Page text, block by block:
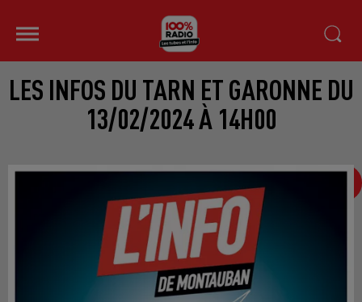
LES INFOS DU TARN ET GARONNE DU
13/02/2024 À 14H00